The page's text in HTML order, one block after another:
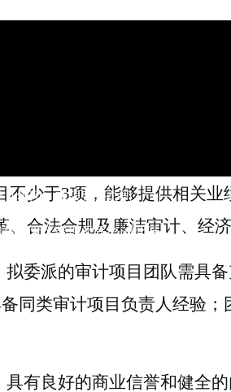
具备丰富的企业全面审计、
不少于3项，能够提供相关业
、合法合规及廉洁审计、经
拟委派的审计项目团队需具
同类审计项目负责人经验
具有良好的商业信誉和健全
（集团）有限责任公司
开发区管理委员会池北区